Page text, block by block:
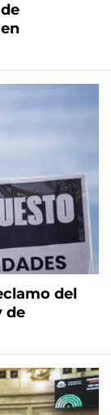
del
de